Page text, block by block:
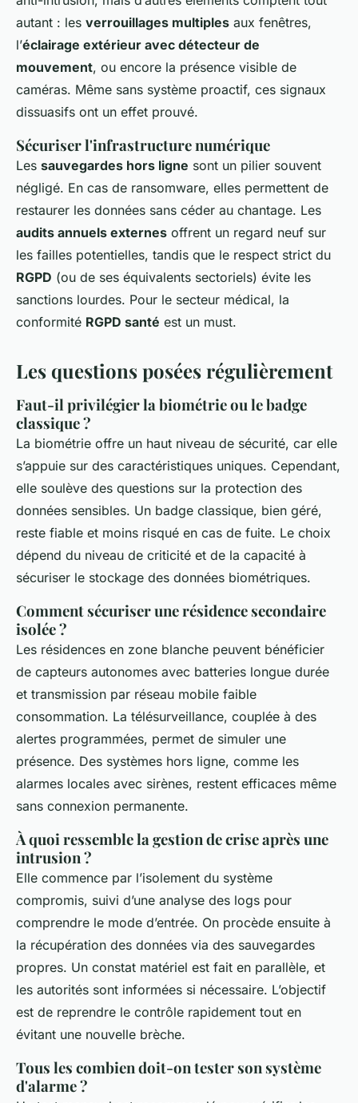
autant : les verrouillages multiples aux fenêtres,
l’éclairage extérieur avec détecteur de
mouvement, ou encore la présence visible de
caméras. Même sans système proactif, ces signaux
dissuasifs ont un effet prouvé.
Sécuriser l'infrastructure numérique
Les sauvegardes hors ligne sont un pilier souvent
négligé. En cas de ransomware, elles permettent de
restaurer les données sans céder au chantage. Les
audits annuels externes offrent un regard neuf sur
les failles potentielles, tandis que le respect strict du
RGPD (ou de ses équivalents sectoriels) évite les
sanctions lourdes. Pour le secteur médical, la
conformité RGPD santé est un must.
Les questions posées régulièrement
Faut-il privilégier la biométrie ou le badge
classique ?
La biométrie offre un haut niveau de sécurité, car elle
s’appuie sur des caractéristiques uniques. Cependant,
elle soulève des questions sur la protection des
données sensibles. Un badge classique, bien géré,
reste fiable et moins risqué en cas de fuite. Le choix
dépend du niveau de criticité et de la capacité à
sécuriser le stockage des données biométriques.
Comment sécuriser une résidence secondaire
isolée ?
Les résidences en zone blanche peuvent bénéficier
de capteurs autonomes avec batteries longue durée
et transmission par réseau mobile faible
consommation. La télésurveillance, couplée à des
alertes programmées, permet de simuler une
présence. Des systèmes hors ligne, comme les
alarmes locales avec sirènes, restent efficaces même
sans connexion permanente.
À quoi ressemble la gestion de crise après une
intrusion ?
Elle commence par l’isolement du système
compromis, suivi d’une analyse des logs pour
comprendre le mode d’entrée. On procède ensuite à
la récupération des données via des sauvegardes
propres. Un constat matériel est fait en parallèle, et
les autorités sont informées si nécessaire. L’objectif
est de reprendre le contrôle rapidement tout en
évitant une nouvelle brèche.
Tous les combien doit-on tester son système
d'alarme ?